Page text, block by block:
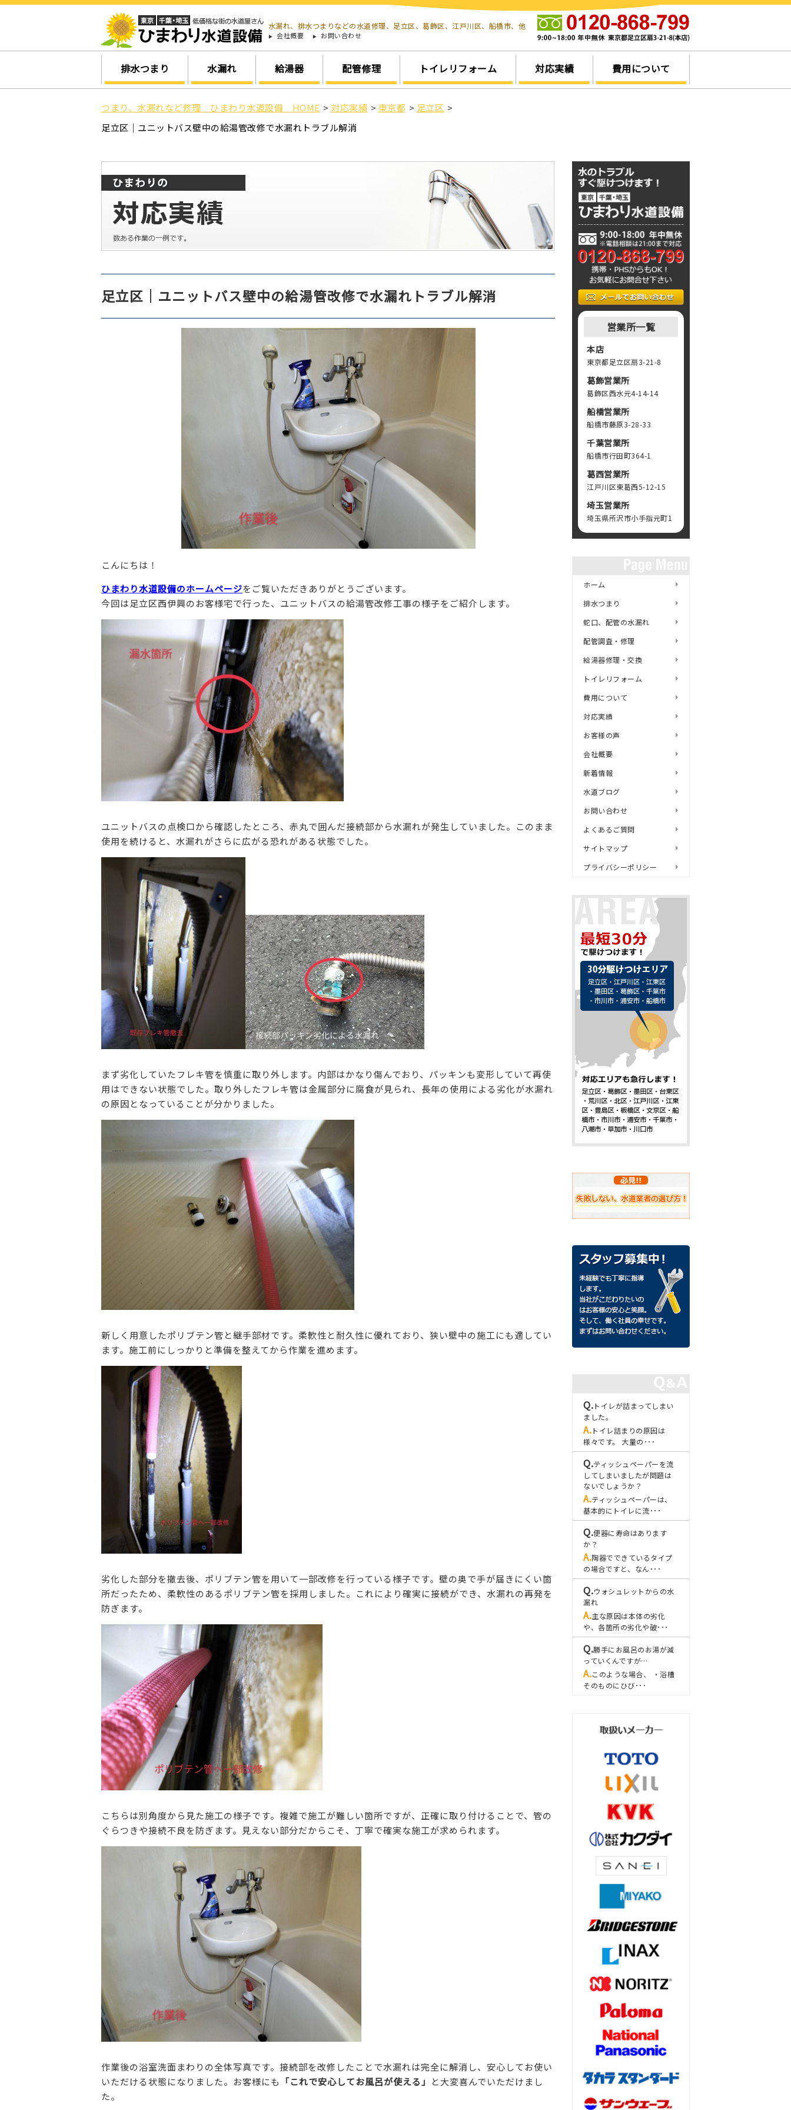
水漏れ、排水つまりなどの水道修理、足立区、葛飾区、江戸川区、船橋市、他
会社概要 お問い合わせ
排水つまり 水漏れ 給湯器 配管修理 トイレリフォーム 対応実績 費用について
つまり、水漏れなど修理 ひまわり水道設備 HOME > 対応実績 > 東京都 > 足立区 >
足立区｜ユニットバス壁中の給湯管改修で水漏れトラブル解消
足立区｜ユニットバス壁中の給湯管改修で水漏れトラブル解消
こんにちは！
ひまわり水道設備のホームページをご覧いただきありがとうございます。
今回は足立区西伊興のお客様宅で行った、ユニットバスの給湯管改修工事の様子をご紹介します。
ユニットバスの点検口から確認したところ、赤丸で囲んだ接続部から水漏れが発生していました。このまま
使用を続けると、水漏れがさらに広がる恐れがある状態でした。
まず劣化していたフレキ管を慎重に取り外します。内部はかなり傷んでおり、パッキンも変形していて再使
用はできない状態でした。取り外したフレキ管は金属部分に腐食が見られ、長年の使用による劣化が水漏れ
の原因となっていることが分かりました。
新しく用意したポリブテン管と継手部材です。柔軟性と耐久性に優れており、狭い壁中の施工にも適してい
ます。施工前にしっかりと準備を整えてから作業を進めます。
劣化した部分を撤去後、ポリブテン管を用いて一部改修を行っている様子です。壁の奥で手が届きにくい箇
所だったため、柔軟性のあるポリブテン管を採用しました。これにより確実に接続ができ、水漏れの再発を
防ぎます。
こちらは別角度から見た施工の様子です。複雑で施工が難しい箇所ですが、正確に取り付けることで、管の
ぐらつきや接続不良を防ぎます。見えない部分だからこそ、丁寧で確実な施工が求められます。
作業後の浴室洗面まわりの全体写真です。接続部を改修したことで水漏れは完全に解消し、安心してお使い
いただける状態になりました。お客様にも
「これで安心してお風呂が使える」
と大変喜んでいただけまし
た。
営業所一覧
本店
東京都足立区扇3-21-8
葛飾営業所
葛飾区西水元4-14-14
船橋営業所
船橋市藤原3-28-33
千葉営業所
船橋市行田町364-1
葛西営業所
江戸川区東葛西5-12-15
埼玉営業所
埼玉県所沢市小手指元町1
ホーム
排水つまり
蛇口、配管の水漏れ
配管調査・修理
給湯器修理・交換
トイレリフォーム
費用について
対応実績
お客様の声
会社概要
新着情報
水道ブログ
お問い合わせ
よくあるご質問
サイトマップ
プライバシーポリシー
トイレが詰まってしまい
ました。
トイレ詰まりの原因は
様々です。 大量の･･･
ティッシュペーパーを流
してしまいましたが問題は
ないでしょうか？
ティッシュペーパーは、
基本的にトイレに流･･･
便器に寿命はあります
か？
陶器でできているタイプ
の場合ですと、なん･･･
ウォシュレットからの水
漏れ
主な原因は本体の劣化
や、各箇所の劣化や破･･･
勝手にお風呂のお湯が減
っていくんですが…
このような場合、 ・浴槽
そのものにひび･･･